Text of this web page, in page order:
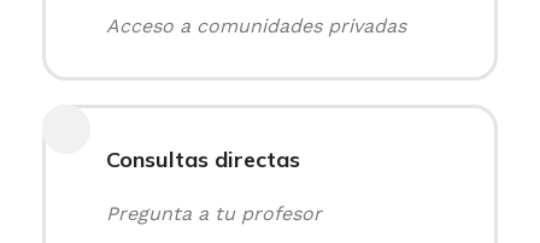
Acceso a comunidades privadas
Consultas directas
Pregunta a tu profesor